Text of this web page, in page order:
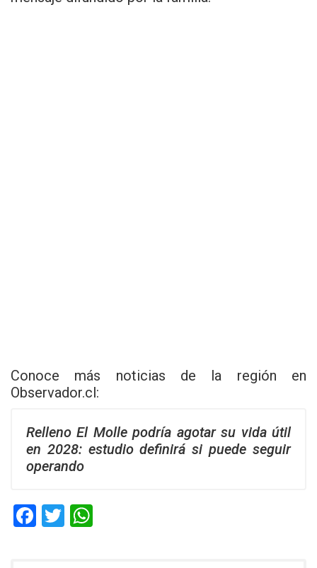
Conoce más noticias de la región en
Observador.cl:
Relleno El Molle podría agotar su vida útil
en 2028: estudio definirá si puede seguir
operando
F
T